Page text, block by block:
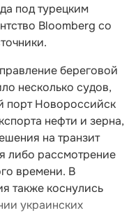
под турецким
Bloomberg со
береговой
несколько судов,
порт Новороссийск
нефти и зерна,
на транзит
либо рассмотрение
времени. В
также коснулись
украинских